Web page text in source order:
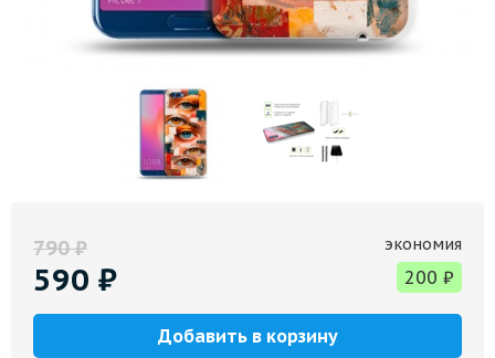
790₽
590 ₽
экономия
200 ₽
Добавить в корзину